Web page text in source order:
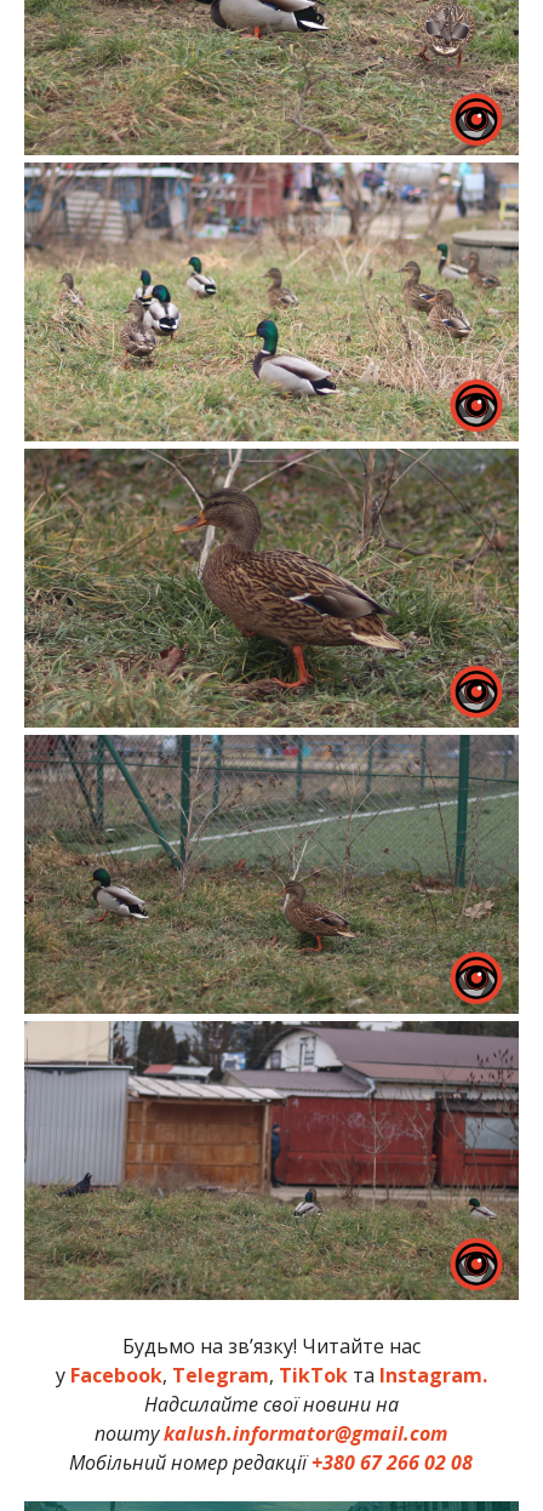
Будьмо на зв’язку! Читайте нас
у Facebook, Telegram, TikTokта Instagram.
Надсилайте свої новини на
поштуkalush.informator@gmail.com
Мобільний номер редакції+380 67 266 02 08